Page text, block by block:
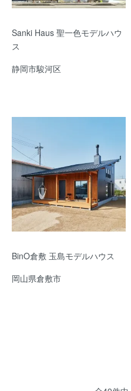
Sanki Haus 聖一色モデルハウ
ス
静岡市駿河区
BinO倉敷 玉島モデルハウス
岡山県倉敷市